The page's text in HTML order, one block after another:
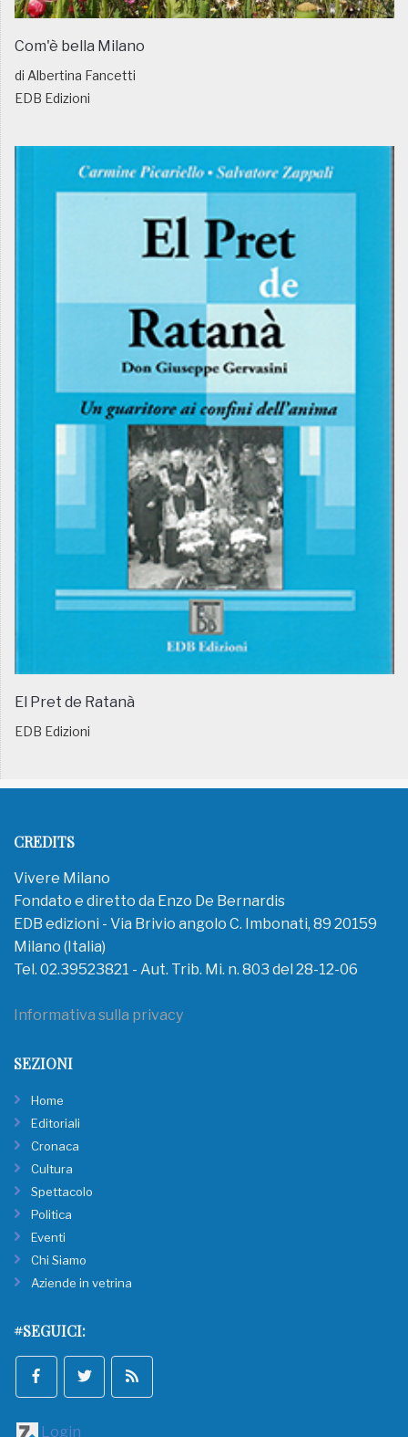
Com'è bella Milano
di Albertina Fancetti
EDB Edizioni
El Pret de Ratanà
EDB Edizioni
CREDITS
Vivere Milano
Fondato e diretto da Enzo De Bernardis
EDB edizioni - Via Brivio angolo C. Imbonati, 89 20159
Milano (Italia)
Tel. 02.39523821 - Aut. Trib. Mi. n. 803 del 28-12-06
Informativa sulla privacy
SEZIONI
Home
Editoriali
Cronaca
Cultura
Spettacolo
Politica
Eventi
Chi Siamo
Aziende in vetrina
#SEGUICI:
Login